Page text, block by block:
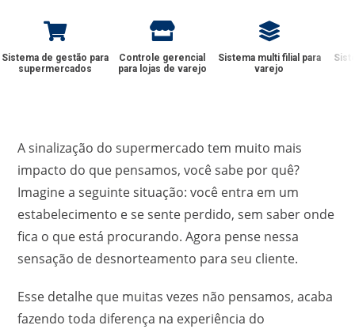
Sistema de gestão para
supermercados
Controle gerencial
para lojas de varejo
Sistema multi filial para
varejo
A sinalização do supermercado tem muito mais
impacto do que pensamos, você sabe por quê?
Imagine a seguinte situação: você entra em um
estabelecimento e se sente perdido, sem saber onde
fica o que está procurando. Agora pense nessa
sensação de desnorteamento para seu cliente.
Esse detalhe que muitas vezes não pensamos, acaba
fazendo toda diferença na experiência do